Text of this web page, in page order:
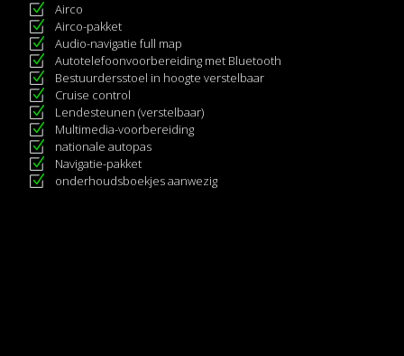
Airco
Airco-pakket
Audio-navigatie full map
Autotelefoonvoorbereiding met Bluetooth
Bestuurdersstoel in hoogte verstelbaar
Cruise control
Lendesteunen (verstelbaar)
Multimedia-voorbereiding
nationale autopas
Navigatie-pakket
onderhoudsboekjes aanwezig